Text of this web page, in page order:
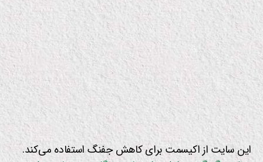
این سایت از اکیسمت برای کاهش جفنگ استفاده می‌کند.